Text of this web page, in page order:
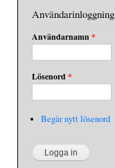
Användarinloggning
Användarnamn*
Lösenord*
Begär nytt lösenord